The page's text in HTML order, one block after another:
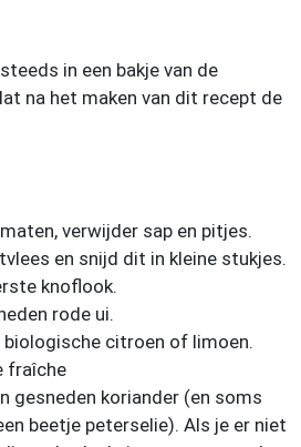
in een bakje van de
na het maken van dit recept de
verwijder sap en pitjes.
en snijd dit in kleine stukjes.
knoflook.
rode ui.
biologische citroen of limoen.
fraîche
gesneden koriander (en soms
beetje peterselie). Als je er niet